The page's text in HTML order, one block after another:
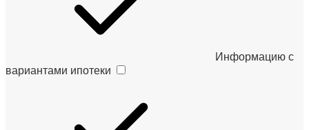
Информацию с
вариантами ипотеки